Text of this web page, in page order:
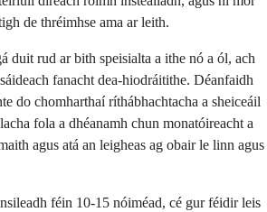
de thréimhse ama ar leith.
duit rud ar bith speisialta a ithe nó a ól, ach
fanacht dea-hiodráitithe. Déanfaidh
do chomharthaí ríthábhachtacha a sheiceáil
fola a dhéanamh chun monatóireacht a
agus atá an leigheas ag obair le linn agus
féin 10-15 nóiméad, cé gur féidir leis